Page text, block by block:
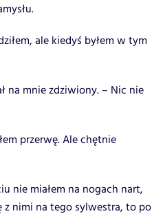
ale kiedyś byłem w tym
na mnie zdziwiony. – Nic nie
przerwę. Ale chętnie
nie miałem na nogach nart,
z nimi na tego sylwestra, to po